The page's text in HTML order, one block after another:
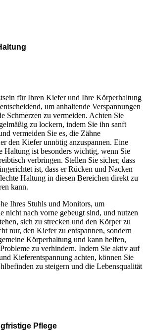
für Ihren Kiefer und Ihre Körperhaltung
um anhaltende Verspannungen
Schmerzen zu vermeiden. Achten Sie
zu lockern, indem Sie ihn sanft
vermeiden Sie es, die Zähne
den Kiefer unnötig anzuspannen. Eine
Haltung ist besonders wichtig, wenn Sie
verbringen. Stellen Sie sicher, dass
ist, dass er Rücken und Nacken
Haltung in diesen Bereichen direkt zu
kann.
Ihres Stuhls und Monitors, um
nicht nach vorne gebeugt sind, und nutzen
sich zu strecken und den Körper zu
nur, den Kiefer zu entspannen, sondern
Körperhaltung und kann helfen,
zu verhindern. Indem Sie aktiv auf
Kieferentspannung achten, können Sie
zu steigern und die Lebensqualität
Pflege